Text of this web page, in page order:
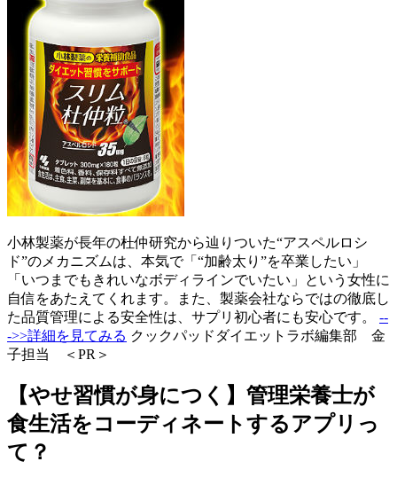
小林製薬が長年の杜仲研究から辿りついた“アスペルロシ
ド”のメカニズムは、本気で「“加齢太り”を卒業したい」
「いつまでもきれいなボディラインでいたい」という女性に
自信をあたえてくれます。また、製薬会社ならではの徹底し
た品質管理による安全性は、サプリ初心者にも安心です。 --
->>詳細を見てみる クックパッドダイエットラボ編集部 金
子担当 ＜PR＞
【やせ習慣が身につく】管理栄養士が
食生活をコーディネートするアプリっ
て？